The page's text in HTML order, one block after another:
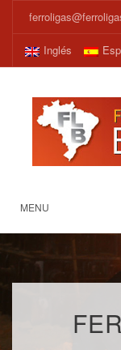
Inglés
MENU